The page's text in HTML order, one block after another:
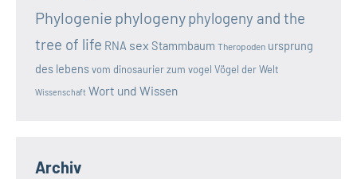
Phylogenie phylogenyphylogeny and the
tree of life RNA sex Stammbaum Theropoden ursprung
des lebensvom dinosaurier zum vogel Vögel der Welt
Wissenschaft Wort und Wissen
Archiv